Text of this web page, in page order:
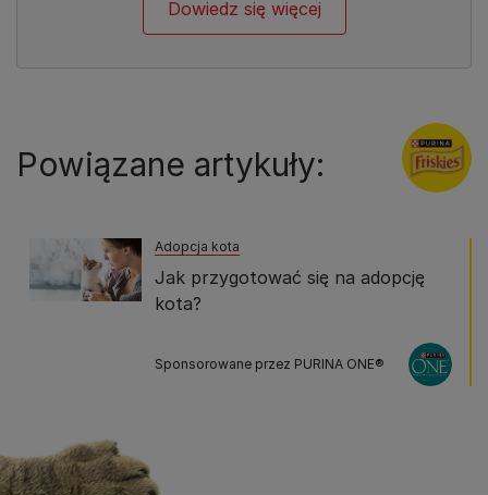
Dowiedz się więcej
Powiązane artykuły:
Adopcja kota
Jak przygotować się na adopcję
kota?
Sponsorowane przez PURINA ONE®